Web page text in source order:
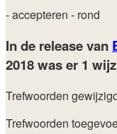
- accepteren - rond
In de release van
2018was er 1
Trefwoorden
Trefwoorden